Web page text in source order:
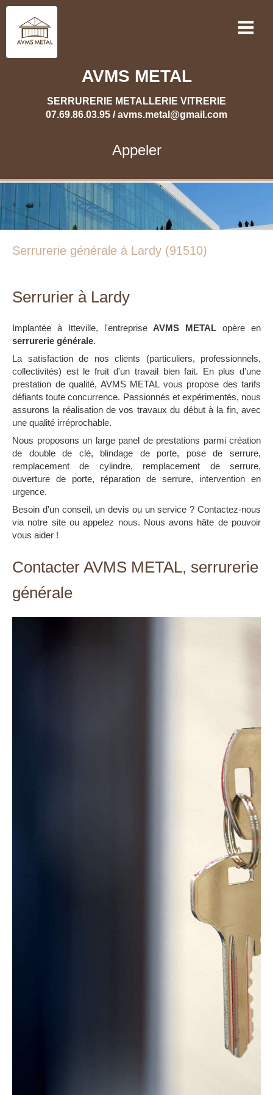
AVMS METAL
SERRURERIE METALLERIE VITRERIE
07.69.86.03.95 / avms.metal@gmail.com
Appeler
Serrurerie générale à Lardy (91510)
Serrurier à Lardy
Implantée à Itteville, l'entrepriseAVMS METAL opère en
serrurerie générale.
La satisfaction de nos clients (particuliers, professionnels,
collectivités) est le fruit d'un travail bien fait. En plus d’une
prestation de qualité, AVMS METAL vous propose des tarifs
défiants toute concurrence. Passionnés et expérimentés, nous
assurons la réalisation de vos travaux du début à la fin, avec
une qualité irréprochable.
Nous proposons un large panel de prestations parmi création
de double de clé, blindage de porte, pose de serrure,
remplacement de cylindre, remplacement de serrure,
ouverture de porte, réparation de serrure, intervention en
urgence.
Besoin d'un conseil, un devis ou un service ? Contactez-nous
via notre site ou appelez nous. Nous avons hâte de pouvoir
vous aider !
Contacter AVMS METAL, serrurerie
générale